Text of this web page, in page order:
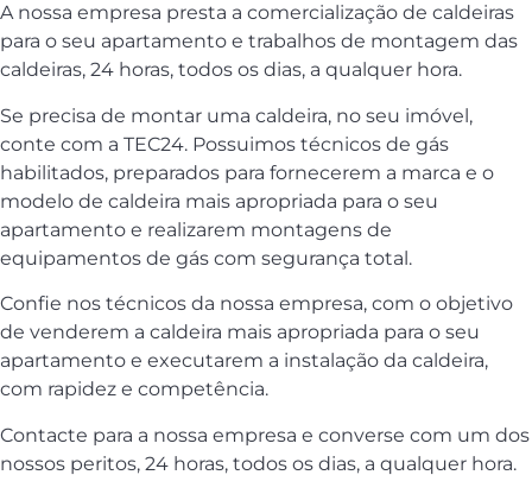
A nossa empresa presta a comercialização de caldeiras
para o seu apartamento e trabalhos de montagem das
caldeiras, 24 horas, todos os dias, a qualquer hora.
Se precisa de montar uma caldeira, no seu imóvel,
conte com a TEC24. Possuimos técnicos de gás
habilitados, preparados para fornecerem a marca e o
modelo de caldeira mais apropriada para o seu
apartamento e realizarem montagens de
equipamentos de gás com segurança total.
Confie nos técnicos da nossa empresa, com o objetivo
de venderem a caldeira mais apropriada para o seu
apartamento e executarem a instalação da caldeira,
com rapidez e competência.
Contacte para a nossa empresa e converse com um dos
nossos peritos, 24 horas, todos os dias, a qualquer hora.